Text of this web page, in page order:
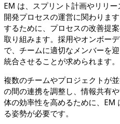
EM は、スプリント計画やリリー
開発プロセスの運営に関わりま
するために、プロセスの改善提
取り組みます。採用やオンボー
で、チームに適切なメンバーを
統合させることが求められます。
複数のチームやプロジェクトが
の間の連携を調整し、情報共有
体の効率性を高めるために、EM
る姿勢が必要です。